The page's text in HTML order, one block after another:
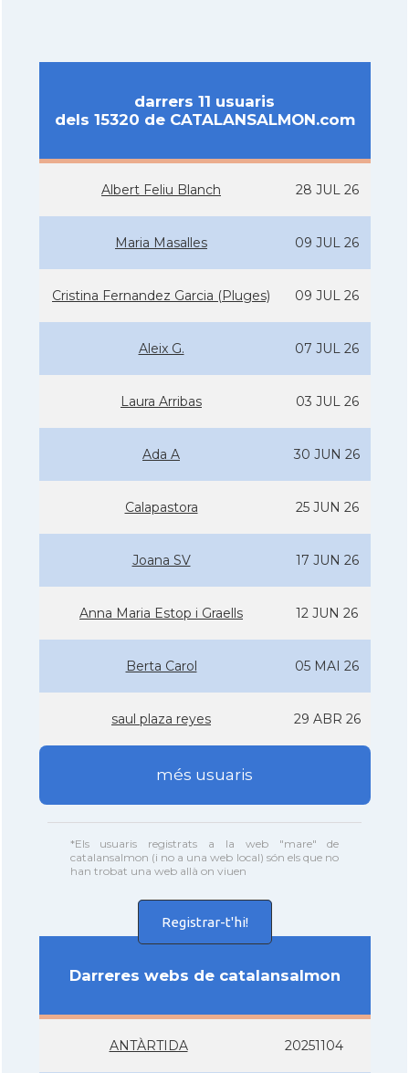
darrers 11 usuaris
dels 15320 de CATALANSALMON.com
Albert Feliu Blanch 28 JUL 26
Maria Masalles 09 JUL 26
Cristina Fernandez Garcia (Pluges) 09 JUL 26
Aleix G. 07 JUL 26
Laura Arribas 03 JUL 26
Ada A 30 JUN 26
Calapastora 25 JUN 26
Joana SV 17 JUN 26
Anna Maria Estop i Graells 12 JUN 26
Berta Carol 05 MAI 26
saul plaza reyes 29 ABR 26
més usuaris
*Els usuaris registrats a la web "mare" de
catalansalmon (i no a una web local) són els que no
han trobat una web allà on viuen
Registrar-t'hi!
Darreres webs de catalansalmon
ANTÀRTIDA 20251104